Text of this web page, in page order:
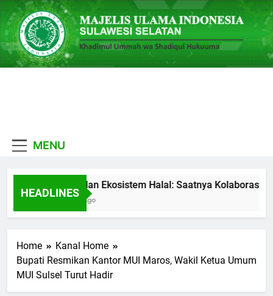
Skip
to
content
MENU
HEADLINES
MES dan Ekosistem Halal: Saatnya Kolaborasi
3 Hari Ago
Home
Kanal Home
Bupati Resmikan Kantor MUI Maros, Wakil Ketua Umum
MUI Sulsel Turut Hadir